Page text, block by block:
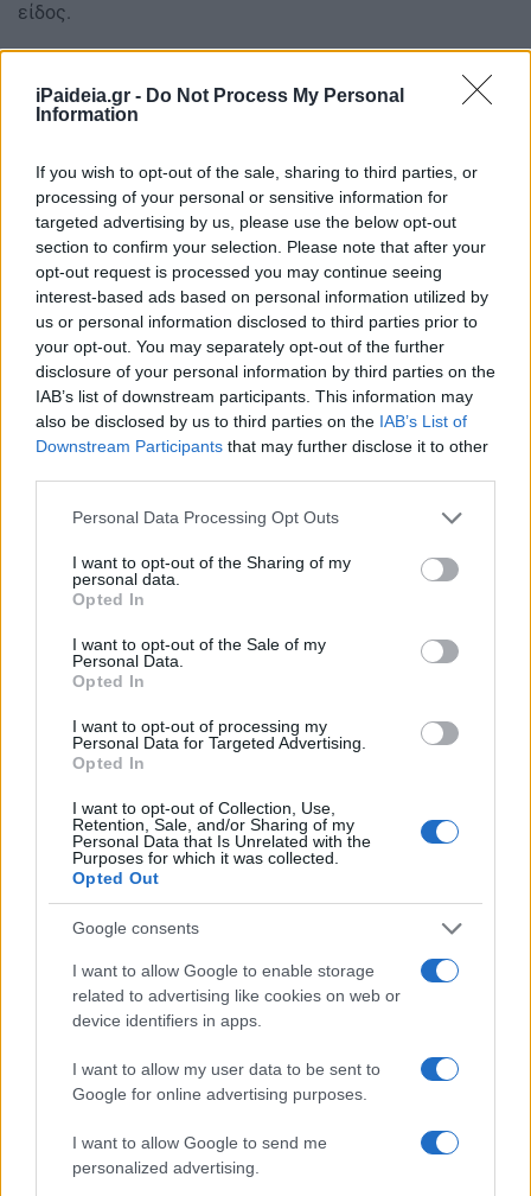
iPaideia.gr - Do Not Process My Personal
Information
If you wish to opt-out of the sale, sharing to third parties, or
processing of your personal or sensitive information for
targeted advertising by us, please use the below opt-out
section to confirm your selection. Please note that after your
opt-out request is processed you may continue seeing
interest-based ads based on personal information utilized by
us or personal information disclosed to third parties prior to
your opt-out. You may separately opt-out of the further
disclosure of your personal information by third parties on the
IAB’s list of downstream participants. This information may
also be disclosed by us to third parties on the IAB’s List of
Downstream Participants that may further disclose it to other
Please note that this website/app uses one or more Google
not limited to your visit or usage behaviour. You may click to
grant or deny consent to Google and its third-party tags to
use your data for below specified purposes in below Google
consent section.
Personal Data Processing Opt Outs
I want to opt-out of the Sharing of my
personal data.
Opted In
I want to opt-out of the Sale of my
Personal Data.
Opted In
I want to opt-out of processing my
Personal Data for Targeted Advertising.
Opted In
I want to opt-out of Collection, Use,
Retention, Sale, and/or Sharing of my
Personal Data that Is Unrelated with the
Purposes for which it was collected.
Opted Out
Google consents
I want to allow Google to enable storage
related to advertising like cookies on web or
device identifiers in apps.
I want to allow my user data to be sent to
Google for online advertising purposes.
I want to allow Google to send me
personalized advertising.
είδος.
επιβαρύνονται με συνολικό δασμό 3 ευρώ και όχι με 6
δηλαδή από χώρες εκτός Ευρωπαϊκής Ένωσης.
Δεν επηρεάζονται οι αγορές και οι αποστολές αγαθών
που πραγματοποιούνται εντός Ελλάδας ή μεταξύ
κρατών-μελών της Ευρωπαϊκής Ένωσης.
Ο ειδικός εισαγωγικός δασμός καταβάλλεται στις
τελωνειακές αρχές από τον διασαφιστή της εισαγωγής.
Ανάλογα με τον τρόπο διαχείρισης της αποστολής,
αυτός μπορεί να είναι η ηλεκτρονική πλατφόρμα, ο